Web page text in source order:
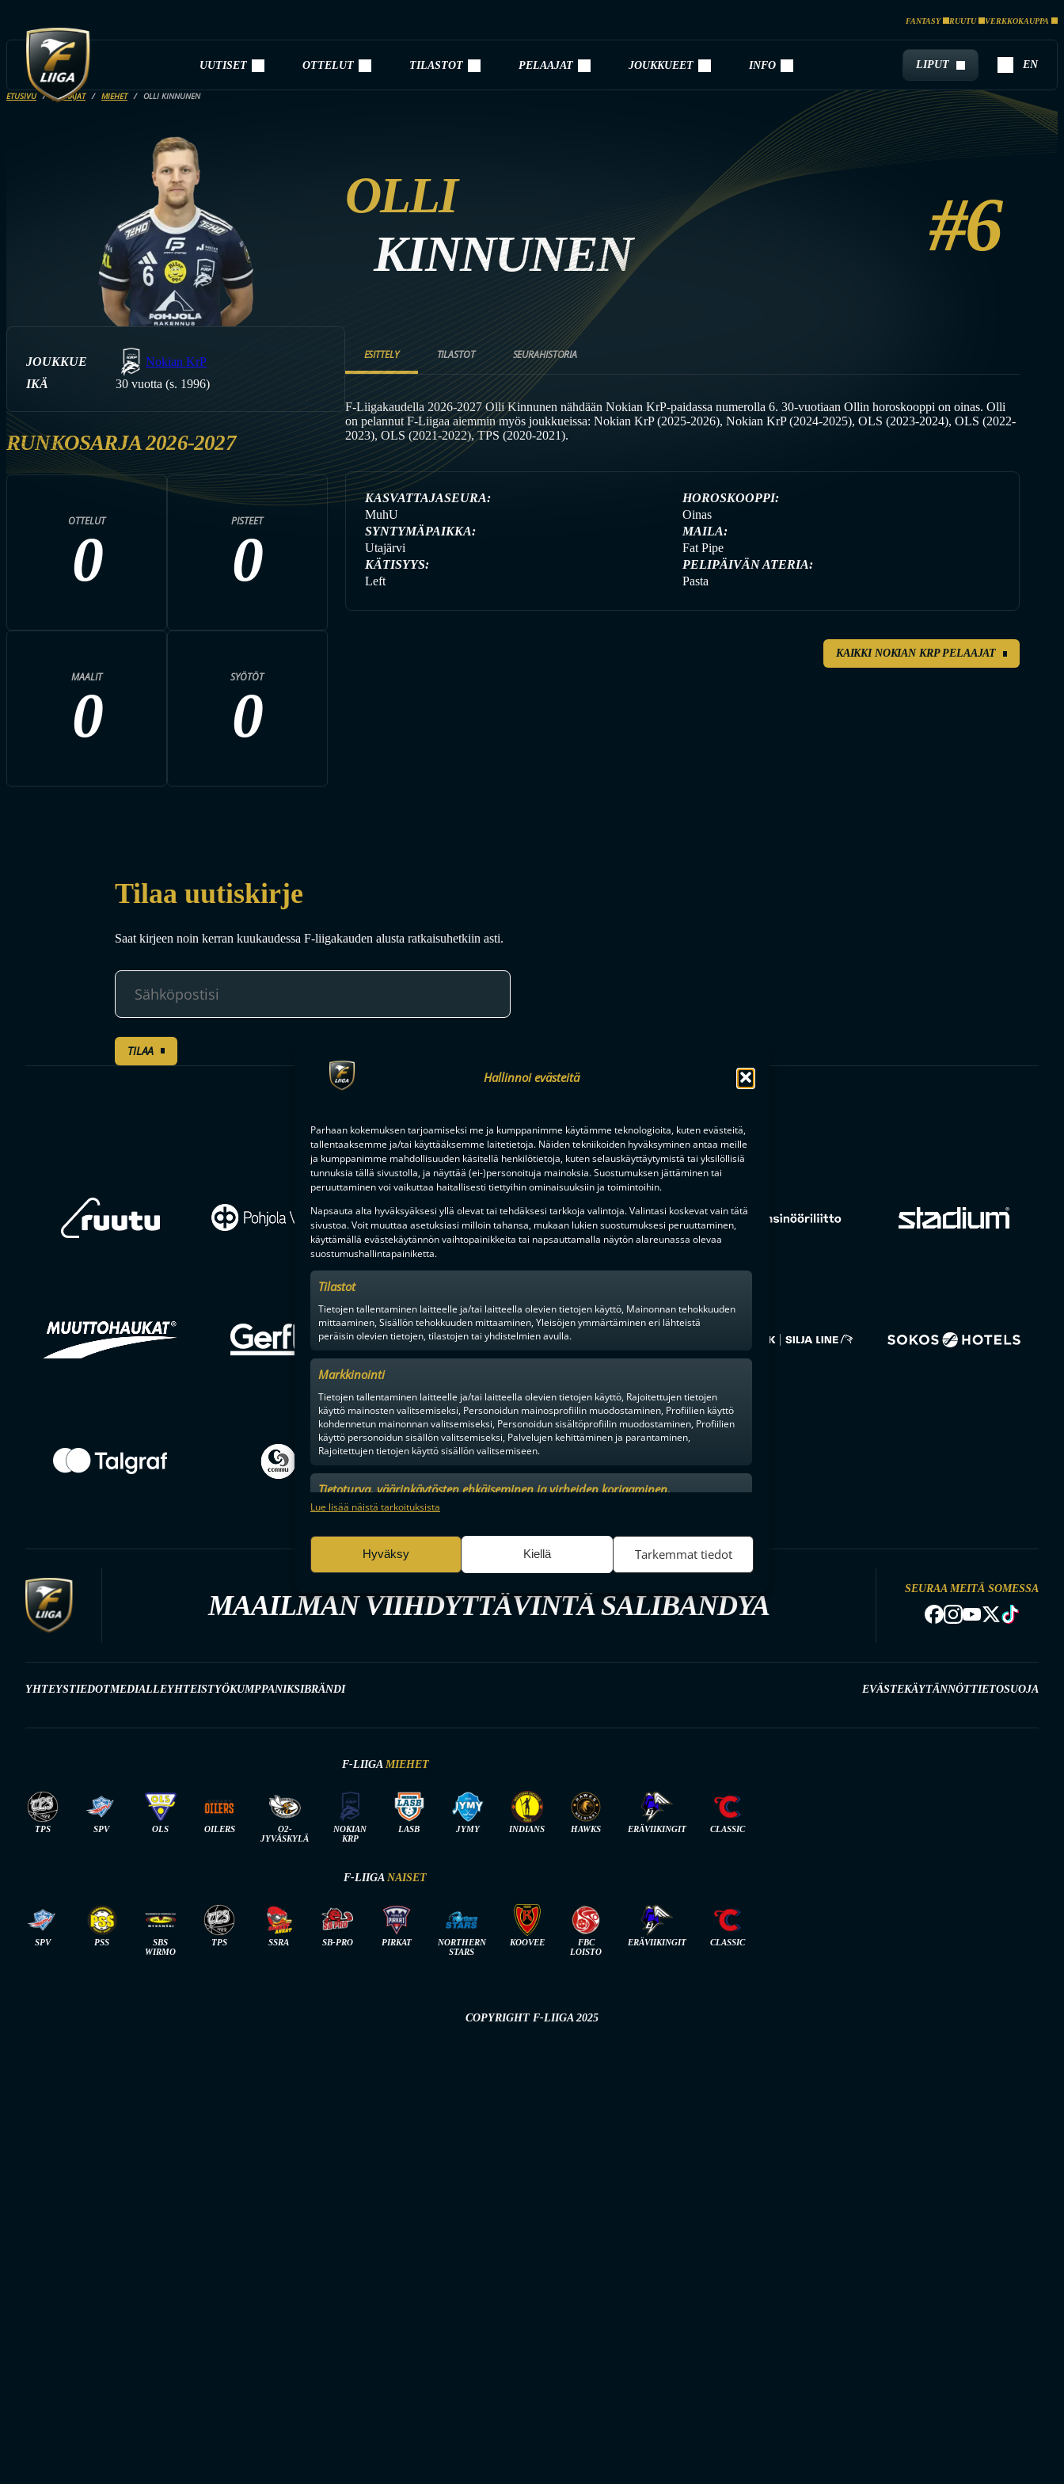
Hallinnoi evästeitä
Parhaan kokemuksen tarjoamiseksi me ja kumppanimme käytämme teknologioita, kuten evästeitä,
tallentaaksemme ja/tai käyttääksemme laitetietoja. Näiden tekniikoiden hyväksyminen antaa meille
ja kumppanimme mahdollisuuden käsitellä henkilötietoja, kuten selauskäyttäytymistä tai yksilöllisiä
tunnuksia tällä sivustolla, ja näyttää (ei-)personoituja mainoksia. Suostumuksen jättäminen tai
peruuttaminen voi vaikuttaa haitallisesti tiettyihin ominaisuuksiin ja toimintoihin.
Napsauta alta hyväksyäksesi yllä olevat tai tehdäksesi tarkkoja valintoja. Valintasi koskevat vain tätä
sivustoa. Voit muuttaa asetuksiasi milloin tahansa, mukaan lukien suostumuksesi peruuttaminen,
käyttämällä evästekäytännön vaihtopainikkeita tai napsauttamalla näytön alareunassa olevaa
suostumushallintapainiketta.
Tilastot
Tietojen tallentaminen laitteelle ja/tai laitteella olevien tietojen käyttö, Mainonnan tehokkuuden
mittaaminen, Sisällön tehokkuuden mittaaminen, Yleisöjen ymmärtäminen eri lähteistä
peräisin olevien tietojen, tilastojen tai yhdistelmien avulla.
Markkinointi
Tietojen tallentaminen laitteelle ja/tai laitteella olevien tietojen käyttö, Rajoitettujen tietojen
käyttö mainosten valitsemiseksi, Personoidun mainosprofiilin muodostaminen, Profiilien käyttö
kohdennetun mainonnan valitsemiseksi, Personoidun sisältöprofiilin muodostaminen, Profiilien
käyttö personoidun sisällön valitsemiseksi, Palvelujen kehittäminen ja parantaminen,
Rajoitettujen tietojen käyttö sisällön valitsemiseen.
Tietoturva, väärinkäytösten ehkäiseminen ja virheiden korjaaminen,
Mainonnan ja sisällön tekninen jakelu, Tallenna ja ilmaise
Lue lisää näistä tarkoituksista
Hyväksy Kiellä Tarkemmat tiedot
FANTASY RUUTU VERKKOKAUPPA
UUTISET OTTELUT TILASTOT PELAAJAT JOUKKUEET INFO LIPUT EN
ETUSIVU PELAAJAT MIEHET OLLI KINNUNEN
OLLI
KINNUNEN
#6
JOUKKUE
Nokian KrP
IKÄ
30 vuotta (s. 1996)
RUNKOSARJA 2026-2027
OTTELUT
0
PISTEET
0
MAALIT
0
SYÖTÖT
0
ESITTELY TILASTOT SEURAHISTORIA
F-Liigakaudella 2026-2027 Olli Kinnunen nähdään Nokian KrP-paidassa numerolla 6. 30-vuotiaan Ollin horoskooppi on oinas. Olli
on pelannut F-Liigaa aiemmin myös joukkueissa: Nokian KrP (2025-2026), Nokian KrP (2024-2025), OLS (2023-2024), OLS (2022-
2023), OLS (2021-2022), TPS (2020-2021).
KASVATTAJASEURA:
MuhU
HOROSKOOPPI:
Oinas
SYNTYMÄPAIKKA:
Utajärvi
MAILA:
Fat Pipe
KÄTISYYS:
Left
PELIPÄIVÄN ATERIA:
Pasta
KAIKKI NOKIAN KRP PELAAJAT
Tilaa uutiskirje
Saat kirjeen noin kerran kuukaudessa F-liigakauden alusta ratkaisuhetkiin asti.
TILAA
F-LIIGANKUMPPANIT
MAAILMAN VIIHDYTTÄVINTÄ SALIBANDYA
SEURAA MEITÄ SOMESSA
YHTEYSTIEDOTMEDIALLEYHTEISTYÖKUMPPANIKSIBRÄNDI EVÄSTEKÄYTÄNNÖTTIETOSUOJA
F-LIIGA MIEHET
TPS SPV OLS OILERS
O2-
JYVÄSKYLÄ
NOKIAN
KRP
LASB JYMY INDIANS HAWKS ERÄVIIKINGIT CLASSIC
F-LIIGA NAISET
SPV PSS
SBS
WIRMO
TPS SSRA SB-PRO PIRKAT
NORTHERN
STARS
KOOVEE
FBC
LOISTO
ERÄVIIKINGIT CLASSIC
COPYRIGHT F-LIIGA 2025